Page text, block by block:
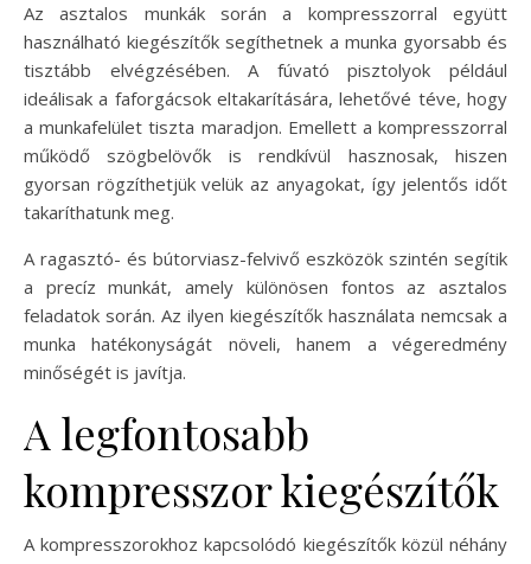
Az asztalos munkák során a kompresszorral együtt
használható kiegészítők segíthetnek a munka gyorsabb és
tisztább elvégzésében. A fúvató pisztolyok például
ideálisak a faforgácsok eltakarítására, lehetővé téve, hogy
a munkafelület tiszta maradjon. Emellett a kompresszorral
működő szögbelövők is rendkívül hasznosak, hiszen
gyorsan rögzíthetjük velük az anyagokat, így jelentős időt
takaríthatunk meg.
A ragasztó- és bútorviasz-felvivő eszközök szintén segítik
a precíz munkát, amely különösen fontos az asztalos
feladatok során. Az ilyen kiegészítők használata nemcsak a
munka hatékonyságát növeli, hanem a végeredmény
minőségét is javítja.
A legfontosabb
kompresszor kiegészítők
A kompresszorokhoz kapcsolódó kiegészítők közül néhány